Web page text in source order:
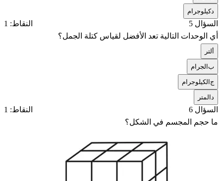
كيلوجرام
السؤال 5
النقاط: 1
أي الوحدات التالية تعد الأفضل لقياس كتلة الجمل؟
لتر
بالجرام
جالكيلوجرام
المتر
السؤال 6
النقاط: 1
ما حجم المجسم في الشكل؟